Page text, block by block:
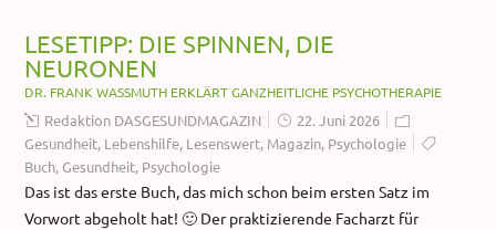
LESETIPP: DIE SPINNEN, DIE
NEURONEN
DR. FRANK WASSMUTH ERKLÄRT GANZHEITLICHE PSYCHOTHERAPIE
Redaktion DASGESUNDMAGAZIN
22. Juni 2026
Gesundheit, Lebenshilfe, Lesenswert, Magazin, Psychologie
Buch,Gesundheit, Psychologie
Das ist das erste Buch, das mich schon beim ersten Satz im
Vorwort abgeholt hat! 🙂 Der praktizierende Facharzt für